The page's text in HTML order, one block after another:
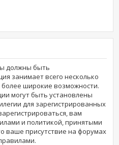
должны быть
занимает всего несколько
широкие возможности.
могут быть установлены
для зарегистрированных
вам
и политикой, принятыми
ваше присутствие на форумах